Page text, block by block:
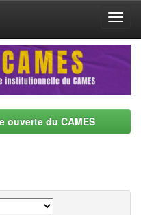
ouverte du CAMES